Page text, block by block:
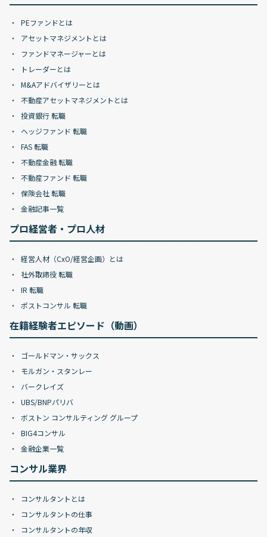
PEファンドとは
アセットマネジメントとは
ファンドマネージャーとは
トレーダーとは
M&Aアドバイザリーとは
不動産アセットマネジメントとは
投資銀行 転職
ヘッジファンド 転職
FAS 転職
不動産金融 転職
不動産ファンド 転職
保険会社 転職
金融記事一覧
プロ経営者・プロ人材
経営人材（CxO/経営企画）とは
社外取締役 転職
IR 転職
ポストコンサル 転職
在籍経験者エピソード（動画）
ゴールドマン・サックス
モルガン・スタンレー
バークレイズ
UBS/BNPパリバ
ボストン コンサルティング グループ
BIG4コンサル
金融企業一覧
コンサル業界
コンサルタントとは
コンサルタントの仕事
コンサルタントの年収